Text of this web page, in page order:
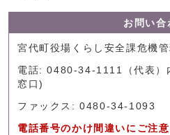
お問い合
宮代町役場くらし安全課危機管
電話: 0480-34-1111（代表）
窓口)
ファックス: 0480-34-1093
電話番号のかけ間違いにご注意